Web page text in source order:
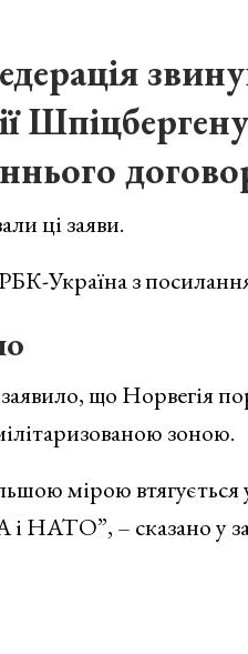
ці заяви.
Україна з
що Норвегія
зоною.
мірою втягується
– сказано у